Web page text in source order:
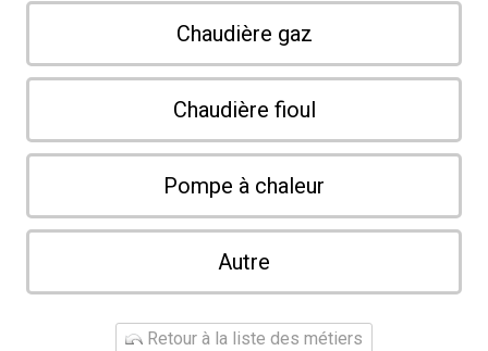
Chaudière gaz
Chaudière fioul
Pompe à chaleur
Autre
Retour à la liste des métiers